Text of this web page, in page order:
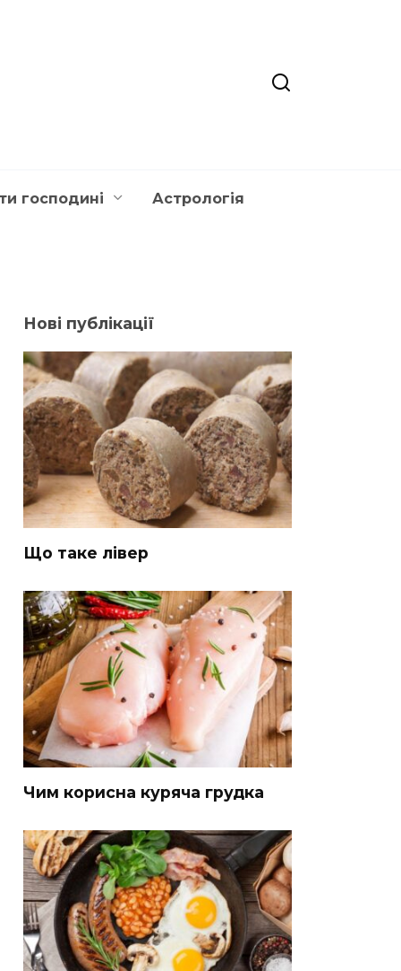
господині Астрологія
Нові публікації
Що таке лівер
Чим корисна куряча грудка